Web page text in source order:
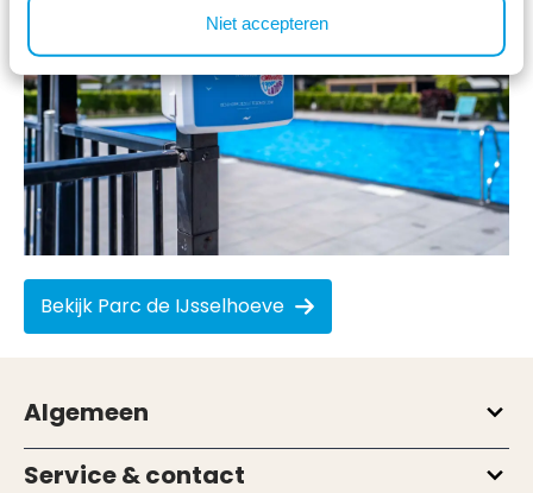
Niet accepteren
Bekijk Parc de IJsselhoeve
Algemeen
Service & contact